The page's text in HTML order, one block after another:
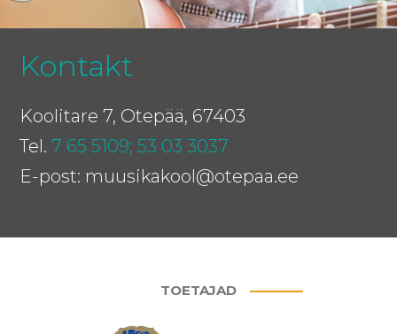
Kontakt
Koolitare 7, Otepää, 67403
Tel. 7 65 5109; 53 03 3037
E-post: muusikakool@otepaa.ee
TOETAJAD